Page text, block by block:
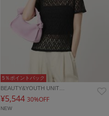
5％ポイントバック
BEAUTY&YOUTH UNIT…
¥5,544 30%OFF
NEW